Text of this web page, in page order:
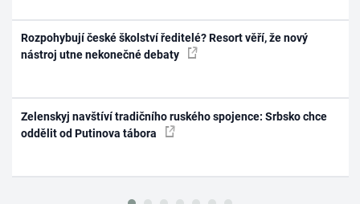
Rozpohybují české školství ředitelé? Resort věří, že nový
nástroj utne nekonečné debaty
Zelenskyj navštíví tradičního ruského spojence: Srbsko chce
oddělit od Putinova tábora